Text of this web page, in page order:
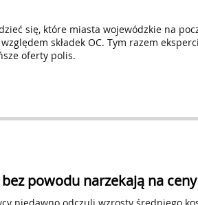
się, które miasta wojewódzkie na
składek OC. Tym razem
oferty polis.
powodu narzekają na ceny